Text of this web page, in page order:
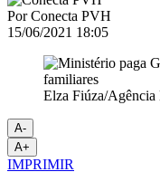
PorConecta PVH
15/06/2021 18:05
Elza Fiúza/Agência
A-
A+
IMPRIMIR